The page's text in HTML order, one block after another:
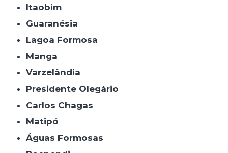
Itaobim
Guaranésia
Lagoa Formosa
Manga
Varzelândia
Presidente Olegário
Carlos Chagas
Matipó
Águas Formosas